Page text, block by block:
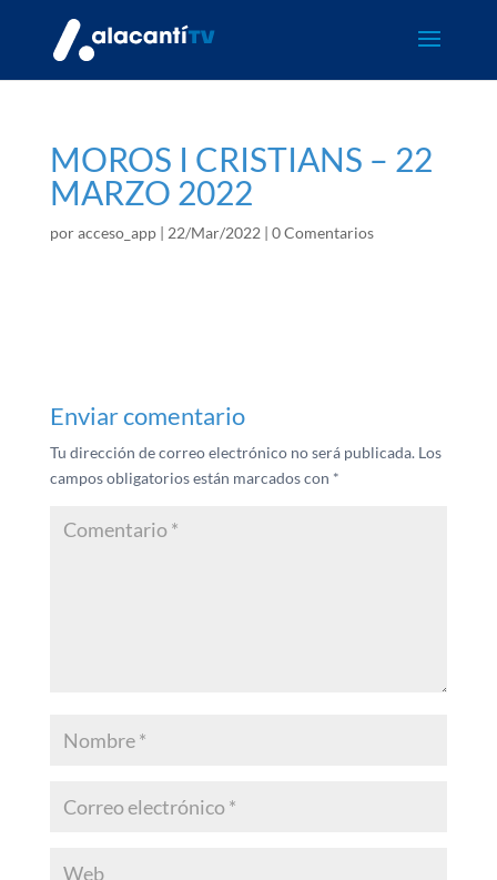
MOROS I CRISTIANS – 22
MARZO 2022
poracceso_app| 22/Mar/2022 | 0 Comentarios
Enviar comentario
Tu dirección de correo electrónico no será publicada. Los
campos obligatorios están marcados con *